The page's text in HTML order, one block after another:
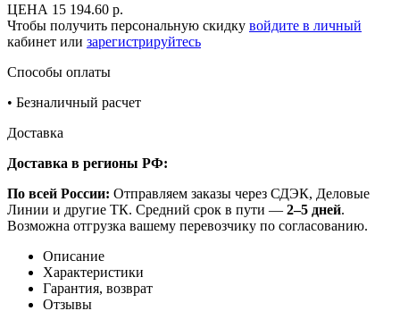
ЦЕНА 15 194.60 р.
Чтобы получить персональную скидку войдите в личный
кабинет или зарегистрируйтесь
Способы оплаты
• Безналичный расчет
Доставка
Доставка в регионы РФ:
По всей России: Отправляем заказы через СДЭК, Деловые
Линии и другие ТК. Средний срок в пути — 2–5 дней.
Возможна отгрузка вашему перевозчику по согласованию.
Описание
Характеристики
Гарантия, возврат
Отзывы